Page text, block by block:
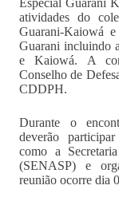
Especial Guarani
atividades do
Guarani-Kaiowá
Guarani incluindo
e Kaiowá. A
Conselho de
CDDPH.
Durante o
deverão
como a
(SENASP) e
reunião ocorre dia